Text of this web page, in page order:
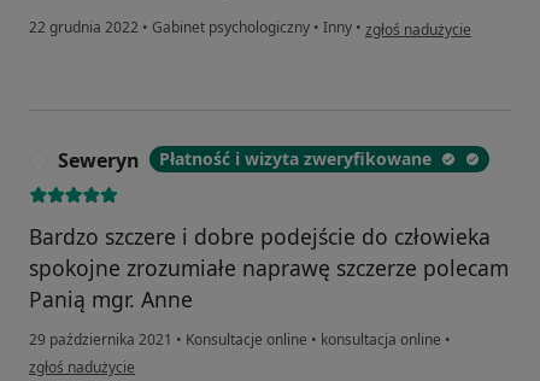
22 grudnia 2022 • Gabinet psychologiczny • Inny • w opinii użytkownika
zgłoś nadużycie
Seweryn Płatność i wizyta zweryfikowane
Bardzo szczere i dobre podejście do człowieka
spokojne zrozumiałe naprawę szczerze polecam
Panią mgr. Anne
29 października 2021 • Konsultacje online • konsultacja online •
w opinii użytkownika Seweryn
zgłoś nadużycie